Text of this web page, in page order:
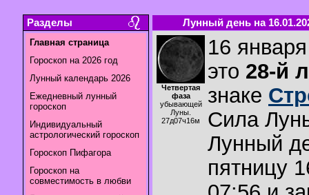
Разделы
Главная страница
Гороскоп на 2026 год
Лунный календарь 2026
Ежедневный лунный
гороскоп
Индивидуальный
астрологический гороскоп
Гороскоп Пифагора
Гороскоп на
совместимость в любви
Лунный день на
Четвертая
фаза
убывающей
Луны.
27д07ч16м
16
это 28-й
знаке
Сила
Лунный
пятницу